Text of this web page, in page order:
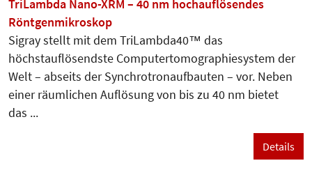
TriLambda Nano-XRM – 40 nm hochauflösendes
Röntgenmikroskop
Sigray stellt mit dem TriLambda40™ das
höchstauflösendste Computertomographiesystem der
Welt – abseits der Synchrotronaufbauten – vor. Neben
einer räumlichen Auflösung von bis zu 40 nm bietet
das ...
Details